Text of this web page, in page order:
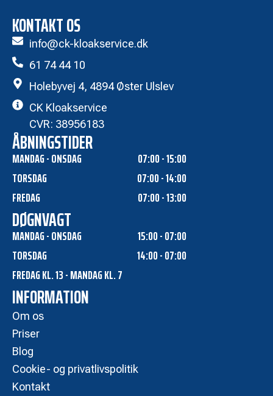
KONTAKT OS
info@ck-kloakservice.dk
61 74 44 10
Holebyvej 4, 4894 Øster Ulslev
CK Kloakservice
CVR: 38956183
ÅBNINGSTIDER
MANDAG - ONSDAG
07:00 - 15:00
TORSDAG
07:00 - 14:00
FREDAG
07:00 - 13:00
DØGNVAGT
MANDAG - ONSDAG
15:00 - 07:00
TORSDAG
14:00 - 07:00
FREDAG KL. 13 - MANDAG KL. 7
INFORMATION
Om os
Priser
Blog
Cookie- og privatlivspolitik
Kontakt